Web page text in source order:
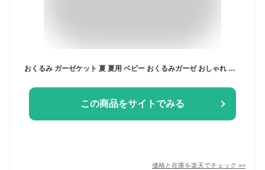
おくるみ ガーゼケット 夏 夏用 ベビー おくるみガーゼ おしゃれ 退院 ガーゼ ガーゼおくるみ 赤ちゃん ブランケット 可愛い お昼寝 タオルケット 通年 プレゼント シングル 新生児 出産準備 退院用 綿100% コットン
この商品をサイトでみる
価格と在庫を楽天でチェック >>